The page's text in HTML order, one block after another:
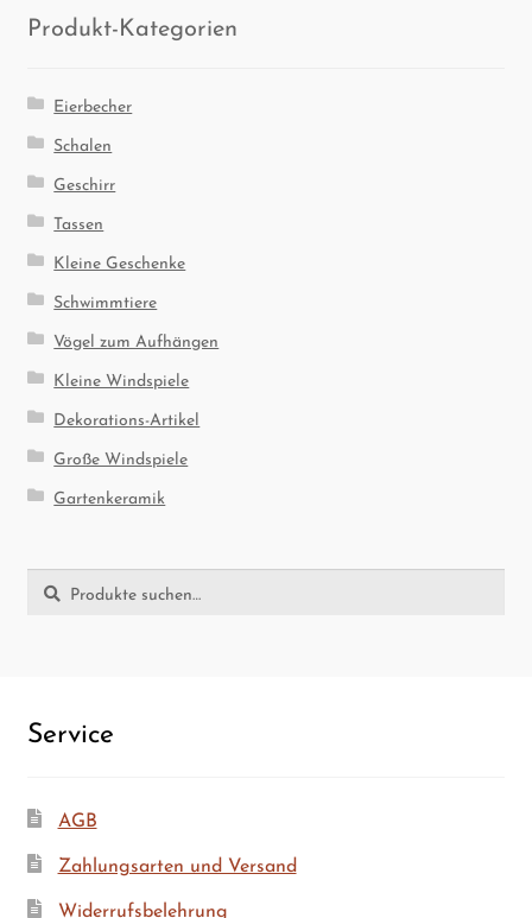
Pro­dukt-Kate­go­rien
Eierbecher
Schalen
Geschirr
Tassen
Kleine Geschenke
Schwimmtiere
Vögel zum Aufhängen
Kleine Windspiele
Dekorations-Artikel
Große Windspiele
Gartenkeramik
Suche
nach:
Suche
Ser­vice
AGB
Zah­lungs­ar­ten und Versand
Wider­rufs­be­leh­rung